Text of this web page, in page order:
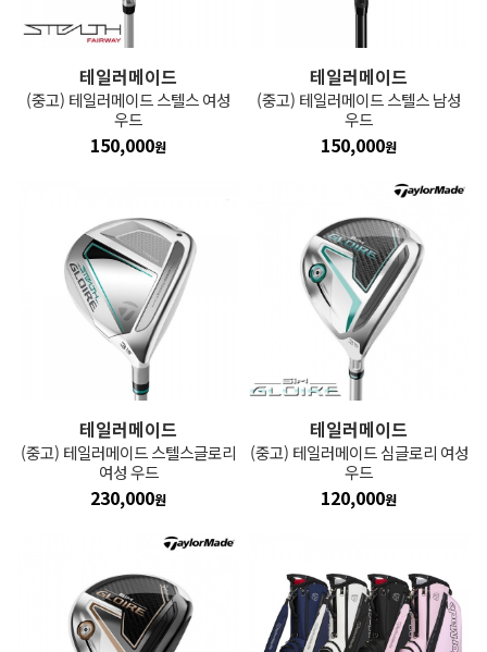
테일러메이드
(중고) 테일러메이드 스텔스 여성
우드
150,000원
테일러메이드
(중고) 테일러메이드 스텔스 남성
우드
150,000원
테일러메이드
(중고) 테일러메이드 스텔스글로리
여성 우드
230,000원
테일러메이드
(중고) 테일러메이드 심글로리 여성
우드
120,000원